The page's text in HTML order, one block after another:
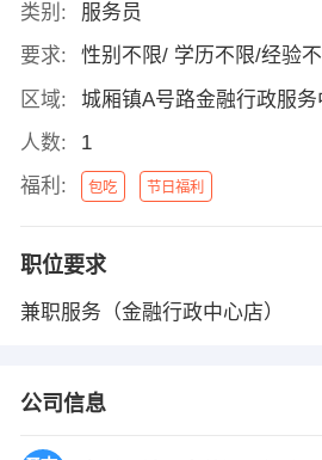
类别:
服务员
要求:
性别不限/ 学历不限/经验
区域:
城厢镇A号路金融行政服
人数:
1
福利:
包吃 节日福利
职位要求
兼职服务（金融行政中心店）
公司信息